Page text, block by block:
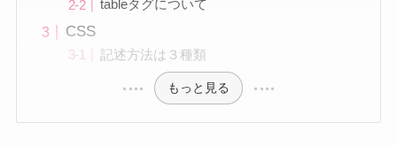
tableタグについて
CSS
記述方法は３種類
もっと見る